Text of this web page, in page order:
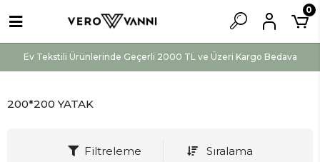
Ev Tekstili Ürünlerinde Geçerli 2000 TL ve Üzeri Kargo Bedava
0
200*200 YATAK
Filtreleme Sıralama